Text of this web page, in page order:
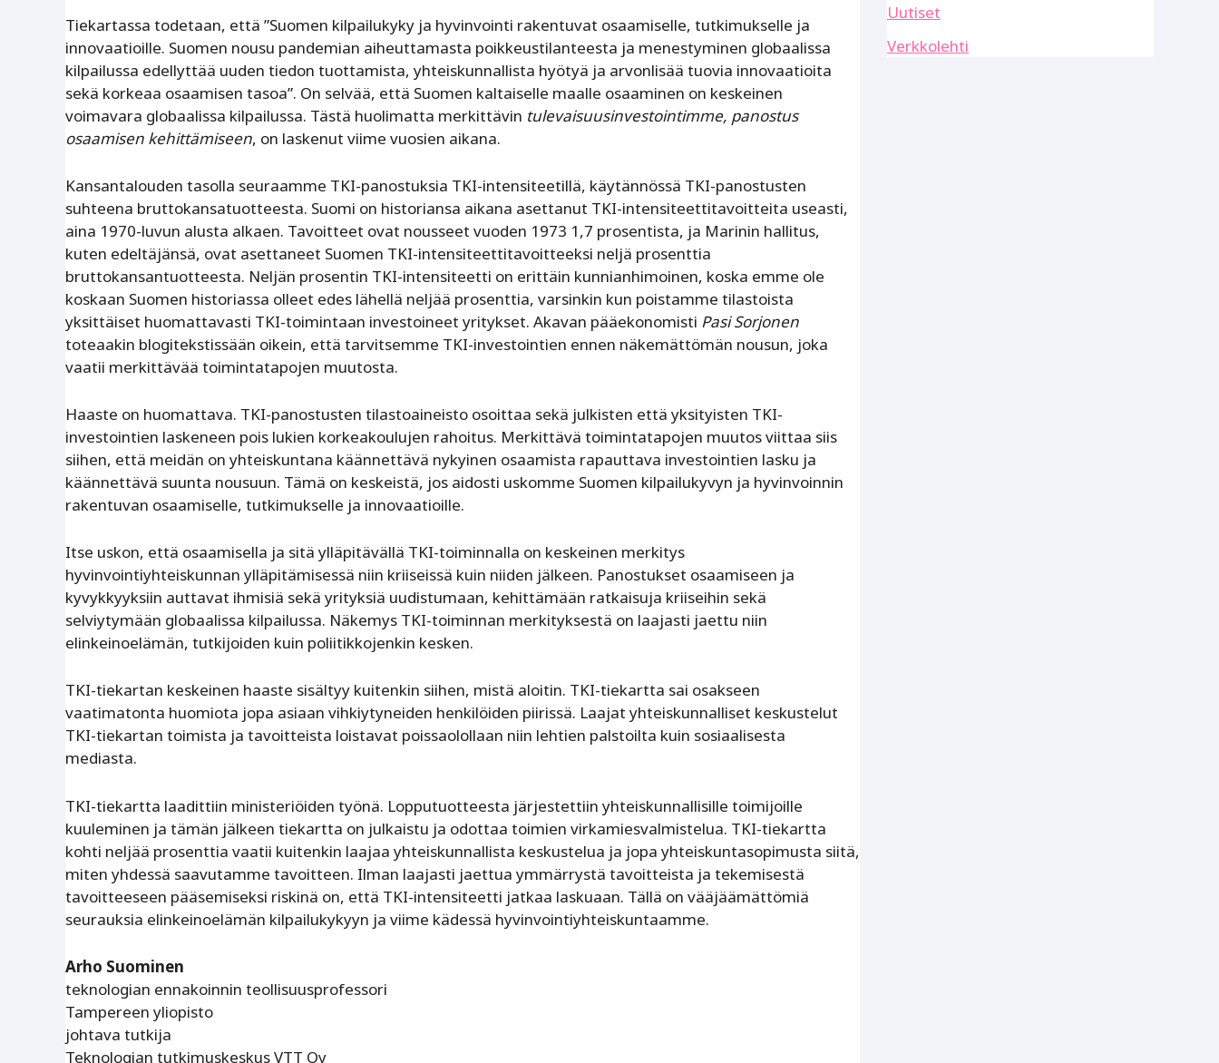
Tiekartassa todetaan, että ”Suomen kilpailukyky ja hyvinvointi rakentuvat osaamiselle, tutkimukselle ja
innovaatioille. Suomen nousu pandemian aiheuttamasta poikkeustilanteesta ja menestyminen globaalissa
kilpailussa edellyttää uuden tiedon tuottamista, yhteiskunnallista hyötyä ja arvonlisää tuovia innovaatioita
sekä korkeaa osaamisen tasoa”. On selvää, että Suomen kaltaiselle maalle osaaminen on keskeinen
voimavara globaalissa kilpailussa. Tästä huolimatta merkittävin tulevaisuusinvestointimme, panostus
osaamisen kehittämiseen, on laskenut viime vuosien aikana.
Kansantalouden tasolla seuraamme TKI-panostuksia TKI-intensiteetillä, käytännössä TKI-panostusten
suhteena bruttokansatuotteesta. Suomi on historiansa aikana asettanut TKI-intensiteettitavoitteita useasti,
aina 1970-luvun alusta alkaen. Tavoitteet ovat nousseet vuoden 1973 1,7 prosentista, ja Marinin hallitus,
kuten edeltäjänsä, ovat asettaneet Suomen TKI-intensiteettitavoitteeksi neljä prosenttia
bruttokansantuotteesta. Neljän prosentin TKI-intensiteetti on erittäin kunnianhimoinen, koska emme ole
koskaan Suomen historiassa olleet edes lähellä neljää prosenttia, varsinkin kun poistamme tilastoista
yksittäiset huomattavasti TKI-toimintaan investoineet yritykset. Akavan pääekonomisti Pasi Sorjonen
toteaakin blogitekstissään oikein, että tarvitsemme TKI-investointien ennen näkemättömän nousun, joka
vaatii merkittävää toimintatapojen muutosta.
Haaste on huomattava. TKI-panostusten tilastoaineisto osoittaa sekä julkisten että yksityisten TKI-
investointien laskeneen pois lukien korkeakoulujen rahoitus. Merkittävä toimintatapojen muutos viittaa siis
siihen, että meidän on yhteiskuntana käännettävä nykyinen osaamista rapauttava investointien lasku ja
käännettävä suunta nousuun. Tämä on keskeistä, jos aidosti uskomme Suomen kilpailukyvyn ja hyvinvoinnin
rakentuvan osaamiselle, tutkimukselle ja innovaatioille.
Itse uskon, että osaamisella ja sitä ylläpitävällä TKI-toiminnalla on keskeinen merkitys
hyvinvointiyhteiskunnan ylläpitämisessä niin kriiseissä kuin niiden jälkeen. Panostukset osaamiseen ja
kyvykkyyksiin auttavat ihmisiä sekä yrityksiä uudistumaan, kehittämään ratkaisuja kriiseihin sekä
selviytymään globaalissa kilpailussa. Näkemys TKI-toiminnan merkityksestä on laajasti jaettu niin
elinkeinoelämän, tutkijoiden kuin poliitikkojenkin kesken.
TKI-tiekartan keskeinen haaste sisältyy kuitenkin siihen, mistä aloitin. TKI-tiekartta sai osakseen
vaatimatonta huomiota jopa asiaan vihkiytyneiden henkilöiden piirissä. Laajat yhteiskunnalliset keskustelut
TKI-tiekartan toimista ja tavoitteista loistavat poissaolollaan niin lehtien palstoilta kuin sosiaalisesta
mediasta.
TKI-tiekartta laadittiin ministeriöiden työnä. Lopputuotteesta järjestettiin yhteiskunnallisille toimijoille
kuuleminen ja tämän jälkeen tiekartta on julkaistu ja odottaa toimien virkamiesvalmistelua. TKI-tiekartta
kohti neljää prosenttia vaatii kuitenkin laajaa yhteiskunnallista keskustelua ja jopa yhteiskuntasopimusta siitä,
miten yhdessä saavutamme tavoitteen. Ilman laajasti jaettua ymmärrystä tavoitteista ja tekemisestä
tavoitteeseen pääsemiseksi riskinä on, että TKI-intensiteetti jatkaa laskuaan. Tällä on vääjäämättömiä
seurauksia elinkeinoelämän kilpailukykyyn ja viime kädessä hyvinvointiyhteiskuntaamme.
Arho Suominen
teknologian ennakoinnin teollisuusprofessori
Tampereen yliopisto
johtava tutkija
Teknologian tutkimuskeskus VTT Oy
Uutiset
Verkkolehti